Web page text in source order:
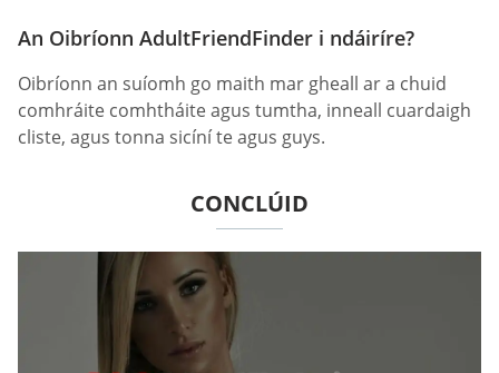
An Oibríonn AdultFriendFinder i ndáiríre?
Oibríonn an suíomh go maith mar gheall ar a chuid
comhráite comhtháite agus tumtha, inneall cuardaigh
cliste, agus tonna sicíní te agus guys.
CONCLÚID